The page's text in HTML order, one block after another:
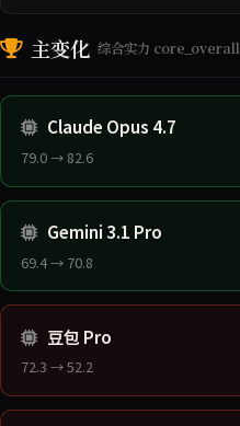
主变化 综合实力 core_overall
Claude Opus 4.7
79.0 → 82.6
Gemini 3.1 Pro
69.4 → 70.8
豆包 Pro
72.3 → 52.2